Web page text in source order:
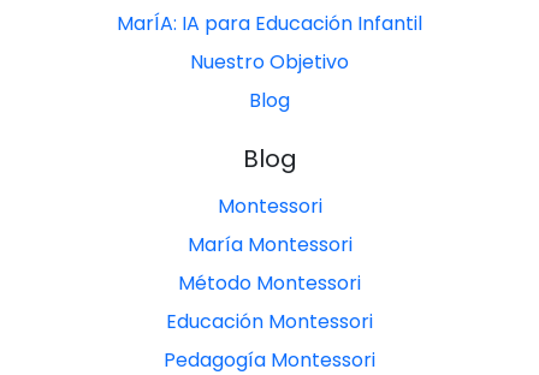
MarÍA: IA para Educación Infantil
Nuestro Objetivo
Blog
Blog
Montessori
María Montessori
Método Montessori
Educación Montessori
Pedagogía Montessori